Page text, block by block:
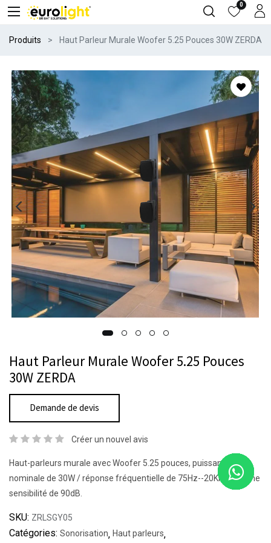
0
Produits Haut Parleur Murale Woofer 5.25 Pouces 30W ZERDA
Haut Parleur Murale Woofer 5.25 Pouces
30W ZERDA
Demande de devis
Créer un nouvel avis
Haut-parleurs murale avec Woofer 5.25 pouces, puissance
nominale de 30W / réponse fréquentielle de 75Hz--20KHz / et une
sensibilité de 90dB.
SKU: ZRLSGY05
Catégories: Sonorisation, Haut parleurs,